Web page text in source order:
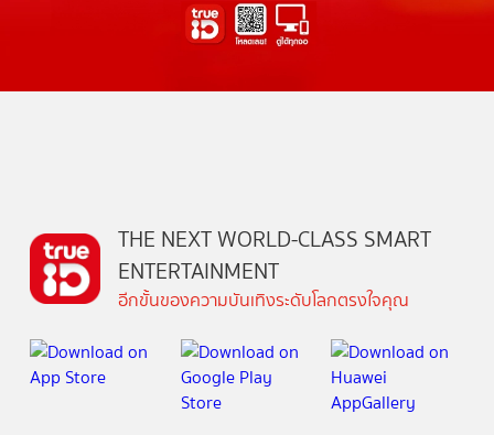
THE NEXT WORLD-CLASS SMART
ENTERTAINMENT
อีกขั้นของความบันเทิงระดับโลกตรงใจคุณ